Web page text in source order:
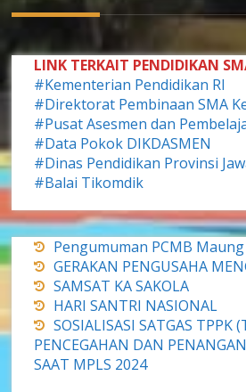
LINK TERKAIT PENDIDIKAN
#Kementerian Pendidikan RI
#Direktorat Pembinaan SMA
#Pusat Asesmen dan
#Data Pokok DIKDASMEN
#Dinas Pendidikan Provinsi
#Balai Tikomdik
Pengumuman PCMB
GERAKAN PENGUSAHA
SAMSAT KA SAKOLA
HARI SANTRI NASIONAL
SOSIALISASI SATGAS TPPK
PENCEGAHAN DAN
SAAT MPLS 2024